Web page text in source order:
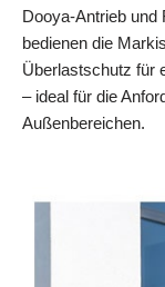
Dooya-Antrieb und
bedienen die
Überlastschutz für
– ideal für die
Außenbereichen.